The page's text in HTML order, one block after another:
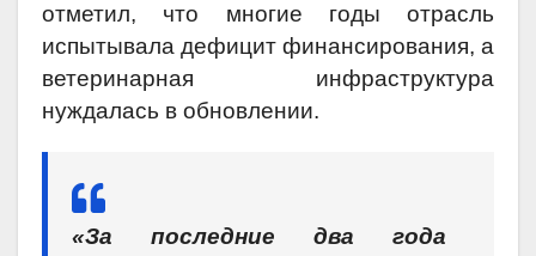
отметил, что многие годы отрасль
испытывала дефицит финансирования, а
ветеринарная инфраструктура
нуждалась в обновлении.
«За последние два года